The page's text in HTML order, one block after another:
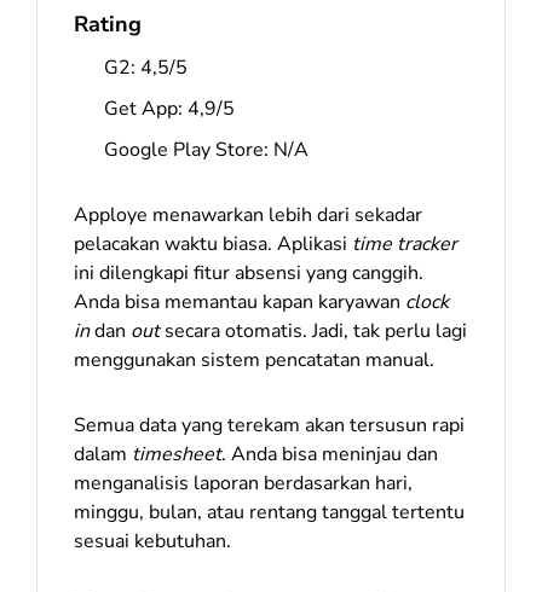
Rating
G2: 4,5/5
Get App: 4,9/5
Google Play Store: N/A
Apploye menawarkan lebih dari sekadar
pelacakan waktu biasa. Aplikasi time tracker
ini dilengkapi fitur absensi yang canggih.
Anda bisa memantau kapan karyawan clock
indan outsecara otomatis. Jadi, tak perlu lagi
menggunakan sistem pencatatan manual.
Semua data yang terekam akan tersusun rapi
dalam timesheet. Anda bisa meninjau dan
menganalisis laporan berdasarkan hari,
minggu, bulan, atau rentang tanggal tertentu
sesuai kebutuhan.